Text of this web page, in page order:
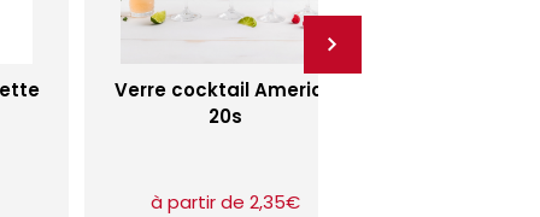
Verre cocktail America
20s
à partir de 2,35€